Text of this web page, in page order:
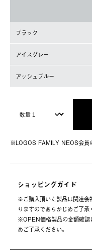
ブラック
アイスグレー
アッシュブルー
※LOGOS FAMILY NEOS会員
ショッピングガイド
※ご購⼊頂いた製品は関連会
りますのであらかじめご了承
※OPEN価格製品の⾦額確認
めご了承ください。